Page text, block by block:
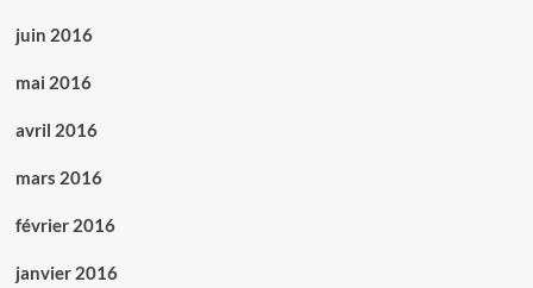
juin 2016
mai 2016
avril 2016
mars 2016
février 2016
janvier 2016